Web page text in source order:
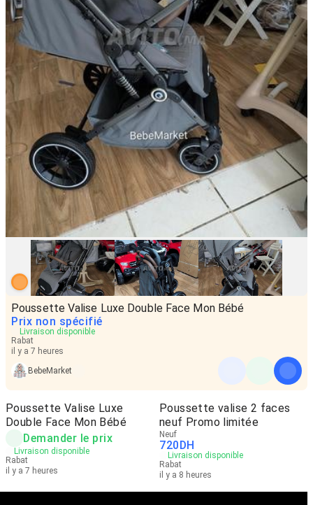
Poussette Valise Luxe Double Face Mon Bébé
Prix non spécifié
Livraison disponible
Rabat
il y a 7 heures
BebeMarket
Poussette Valise Luxe
Double Face Mon Bébé
Demander le prix
Livraison disponible
Rabat
il y a 7 heures
Poussette valise 2 faces
neuf Promo limitée
Neuf
720 DH
Livraison disponible
Rabat
il y a 8 heures